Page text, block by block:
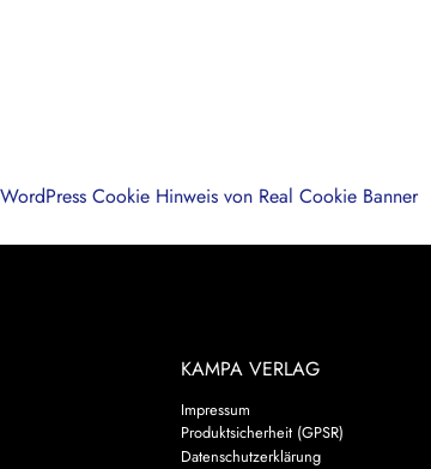
KAMPA VERLAG
Impressum
Produktsicherheit (GPSR)
Datenschutzerklärung
WordPress Cookie Hinweis von Real Cookie Banner